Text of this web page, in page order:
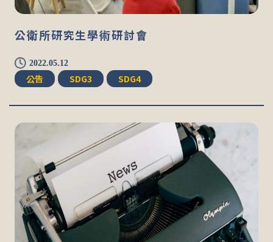
公衛所研究生學術研討會
2022.05.12
公告 SDG3 SDG4